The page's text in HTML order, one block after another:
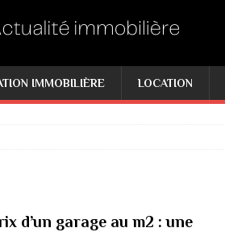
IMMOBILIÈRE LOCATION
d’un garage au m2 : une